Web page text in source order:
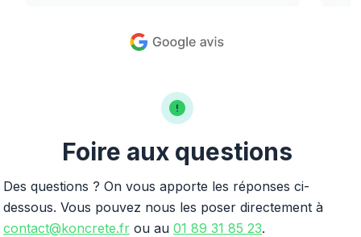
Foire aux questions
Des questions ? On vous apporte les réponses ci-
dessous. Vous pouvez nous les poser directement à
contact@koncrete.fr ou au 01 89 31 85 23.